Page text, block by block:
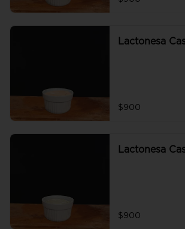
Lactonesa
$900
Lactonesa
$900